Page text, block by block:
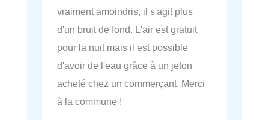
vraiment amoindris, il s'agit plus
d'un bruit de fond. L'air est gratuit
pour la nuit mais il est possible
d'avoir de l'eau grâce à un jeton
acheté chez un commerçant. Merci
à la commune !